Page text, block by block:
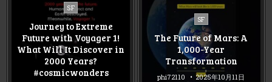
Posted
in
SF
Journey to Extreme
Future with Voyager 1!
What Will It Discover in
2000 Years?
#cosmicwonders
Posted
in
SF
The Future of Mars: A
1,000-Year
Transformation
phi72110 2025年10月11日